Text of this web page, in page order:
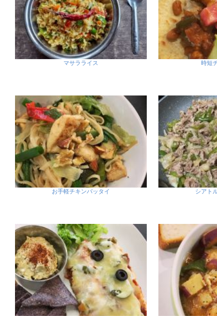
マサラライス 時短
お手軽チキンパッタイ シアト